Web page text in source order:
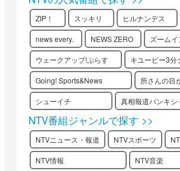
ZIP！ スッキリ ヒルナンデス
news every. NEWS ZERO ズーム
ウェークアップ!ぷらす キユーピー3分
Going! Sports&News 所さんの目
シューイチ 真相報道バンキシ
NTV番組ジャンルで探す >>
NTVニュース・報道 NTVスポーツ
NTV情報 NTV音楽